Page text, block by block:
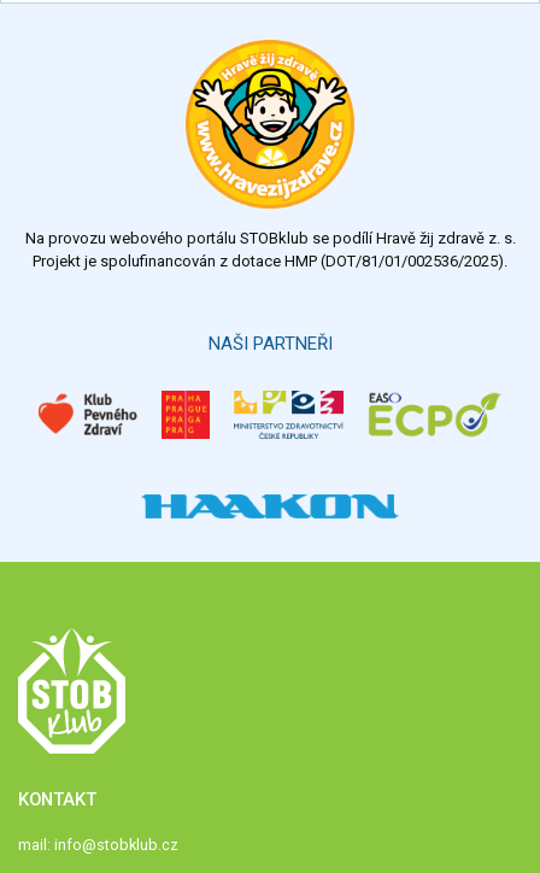
Na provozu webového portálu STOBklub se podílí Hravě žij zdravě z. s.
Projekt je spolufinancován z dotace HMP (DOT/81/01/002536/2025).
NAŠI PARTNEŘI
KONTAKT
mail: info@stobklub.cz